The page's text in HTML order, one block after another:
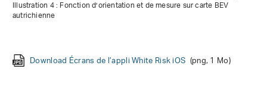
Illustration 4 : Fonction d’orientation et de mesure sur carte BEV
autrichienne
Download Écrans de l’appli White Risk iOS (png, 1 Mo)